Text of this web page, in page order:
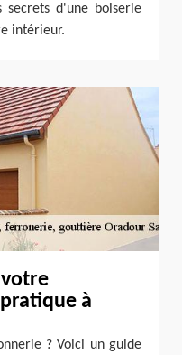
d'une boiserie
intérieur.
à
? Voici un guide